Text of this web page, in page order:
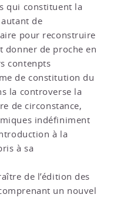
qui constituent la
de
pour reconstruire
donner de proche en
contenpts
de constitution du
la controverse la
de circonstance,
indéfiniment
à la
à sa
de l’édition des
un nouvel